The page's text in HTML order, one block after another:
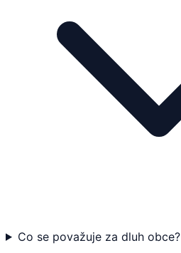
Co se považuje za dluh obce?